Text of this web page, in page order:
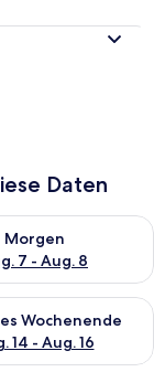
Daten
Aug. 6 - Aug. 7.
Morgen
7 - Aug. 8
Verfügbarkeit
Aug. 7
Wochenende
14 - Aug. 16
Verfügbarkeit